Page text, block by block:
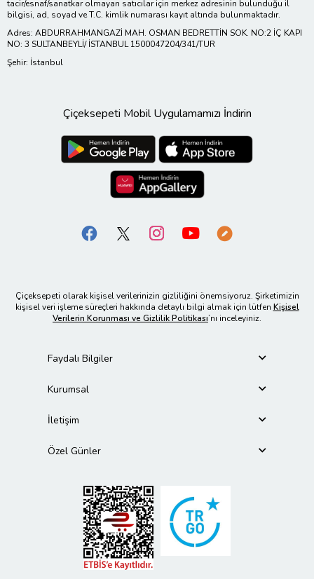
tacir/esnaf/sanatkar olmayan satıcılar için merkez adresinin bulunduğu il
bilgisi, ad, soyad ve T.C. kimlik numarası kayıt altında bulunmaktadır.
Adres: ABDURRAHMANGAZİ MAH. OSMAN BEDRETTİN SOK. NO:2 İÇ KAPI
NO: 3 SULTANBEYLİ/ İSTANBUL 1500047204/341/TUR
Şehir: İstanbul
Çiçeksepeti Mobil Uygulamamızı İndirin
Çiçeksepeti olarak kişisel verilerinizin gizliliğini önemsiyoruz. Şirketimizin
kişisel veri işleme süreçleri hakkında detaylı bilgi almak için lütfen Kişisel
Verilerin Korunması ve Gizlilik Politikası’nı inceleyiniz.
Faydalı Bilgiler
Kurumsal
İletişim
Özel Günler